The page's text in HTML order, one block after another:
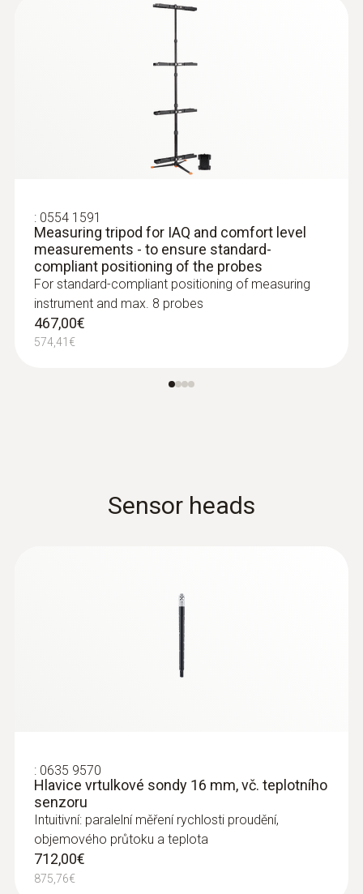
: 0554 1591
Measuring tripod for IAQ and comfort level
measurements - to ensure standard-
compliant positioning of the probes
For standard-compliant positioning of measuring
instrument and max. 8 probes
467,00€
574,41€
Sensor heads
: 0635 9570
Hlavice vrtulkové sondy 16 mm, vč. teplotního
senzoru
Intuitivní: paralelní měření rychlosti proudění,
objemového průtoku a teplota
712,00€
875,76€